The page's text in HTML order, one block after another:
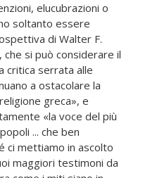
elucubrazioni o
soltanto essere
di Walter F.
si può considerare il
critica serrata alle
a ostacolare la
greca», e
«la voce del più
... che ben
ci mettiamo in ascolto
maggiori testimoni da